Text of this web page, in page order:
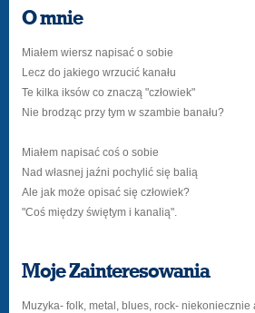
uśmiechbuziaka
O mnie
Miałem wiersz napisać o sobie
Lecz do jakiego wrzucić kanału
Te kilka iksów co znaczą "człowiek"
Nie brodząc przy tym w szambie banału?
Miałem napisać coś o sobie
Nad własnej jaźni pochylić się balią
Ale jak może opisać się człowiek?
"Coś między świętym i kanalią".
Moje Zainteresowania
Muzyka- folk, metal, blues, rock- niekoniecznie